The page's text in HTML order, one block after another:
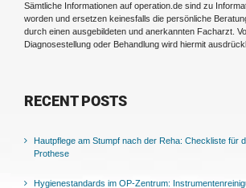
Sämtliche Informationen auf operation.de sind zu
worden und ersetzen keinesfalls die persönliche
durch einen ausgebildeten und anerkannten Facharzt.
Diagnosestellung oder Behandlung wird hiermit
RECENT POSTS
Hautpflege am Stumpf nach der Reha: Checkliste für
Prothese
Hygienestandards im OP-Zentrum: